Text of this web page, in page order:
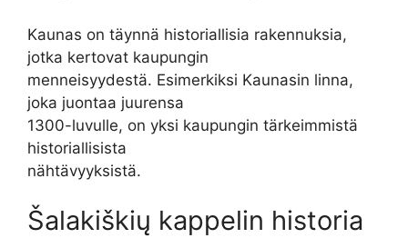
Kaunas on täynnä historiallisia rakennuksia,
jotka kertovat kaupungin
menneisyydestä. Esimerkiksi Kaunasin linna,
joka juontaa juurensa
1300-luvulle, on yksi kaupungin tärkeimmistä
historiallisista
nähtävyyksistä.
Šalakiškių kappelin historia